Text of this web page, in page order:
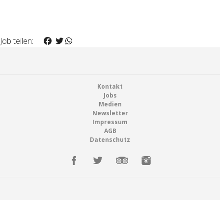
Job teilen:
Kontakt
Jobs
Medien
Newsletter
Impressum
AGB
Datenschutz